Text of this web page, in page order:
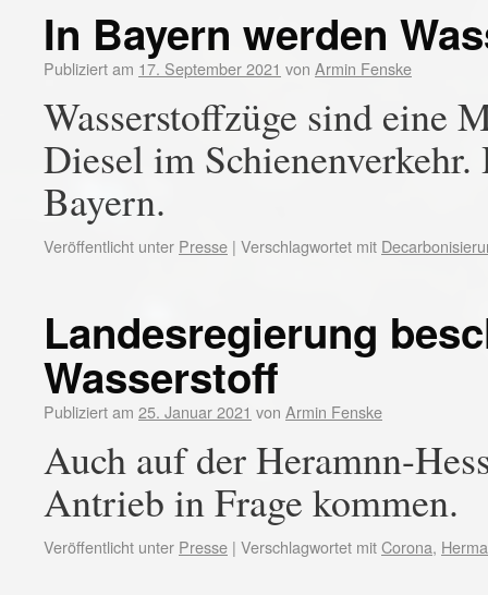
In Bayern werden
Publiziert am 17. September 2021 von Armin Fenske
Wasserstoffzüge sind eine
Diesel im
Bayern.
Veröffentlicht unter Presse | Verschlagwortet mit
Landesregierung
Wasserstoff
Publiziert am 25. Januar 2021 von Armin Fenske
Auch auf der Heramnn-
Antrieb in Frage kommen.
Veröffentlicht unter Presse | Verschlagwortet mitCorona,